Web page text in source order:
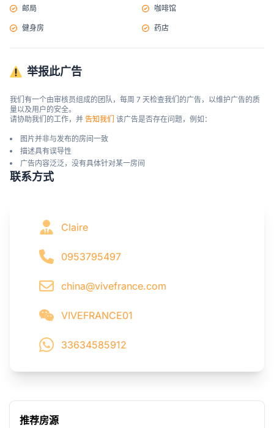
邮局 咖啡馆
健身房 药店
举报此广告
我们有一个由审核员组成的团队，每周 7 天检查我们的广告，以维护广告的质
量以及用户的安全。
请协助我们的工作，并 告知我们 该广告是否存在问题，例如：
图片并非与发布的房间一致
描述具有误导性
广告内容泛泛，没有具体针对某一房间
联系方式
Claire
0953795497
china@vivefrance.com
VIVEFRANCE01
33634585912
推荐房源